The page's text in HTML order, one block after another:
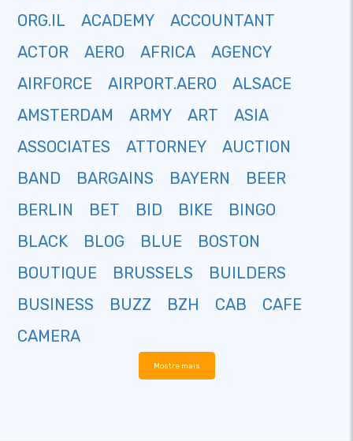
ORG.IL
ACADEMY
ACCOUNTANT
ACTOR
AERO AFRICA
AGENCY
AIRFORCE
AIRPORT.AERO
ALSACE
AMSTERDAM
ARMY ART
ASIA
ASSOCIATES
ATTORNEY
AUCTION
BAND
BARGAINS BAYERN
BEER
BERLIN
BET BID BIKE
BINGO
BLACK
BLOG BLUE
BOSTON
BOUTIQUE
BRUSSELS
BUILDERS
BUSINESS
BUZZ BZH CAB
CAFE
CAMERA
Mostre mais